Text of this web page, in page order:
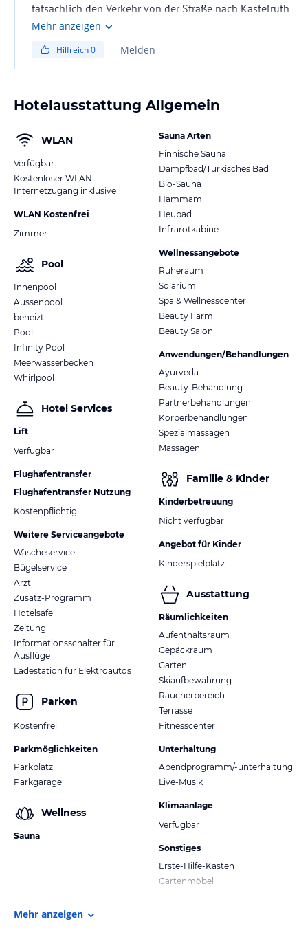
tatsächlich den Verkehr von der Straße nach Kastelruth
rein recht stark gehört. Im letzten Winter ist jedoch der
komfortablen Zimmern entstanden. Dieser schirmt die
mehr hören.
Mehr anzeigen
Hilfreich0 Melden
Hotelausstattung Allgemein
WLAN
Verfügbar
Kostenloser WLAN-
Internetzugang inklusive
WLAN Kostenfrei
Zimmer
Pool
Innenpool
Aussenpool
beheizt
Pool
Infinity Pool
Meerwasserbecken
Whirlpool
Hotel Services
Lift
Verfügbar
Flughafentransfer
Flughafentransfer Nutzung
Kostenpflichtig
Weitere Serviceangebote
Wäscheservice
Bügelservice
Arzt
Zusatz-Programm
Hotelsafe
Zeitung
Informationsschalter für
Ausflüge
Ladestation für Elektroautos
Parken
Kostenfrei
Parkmöglichkeiten
Parkplatz
Parkgarage
Wellness
Sauna
Sauna Arten
Finnische Sauna
Dampfbad/Türkisches Bad
Bio-Sauna
Hammam
Heubad
Infrarotkabine
Wellnessangebote
Ruheraum
Solarium
Spa & Wellnesscenter
Beauty Farm
Beauty Salon
Anwendungen/Behandlungen
Ayurveda
Beauty-Behandlung
Partnerbehandlungen
Körperbehandlungen
Spezialmassagen
Massagen
Familie & Kinder
Kinderbetreuung
Nicht verfügbar
Angebot für Kinder
Kinderspielplatz
Ausstattung
Räumlichkeiten
Aufenthaltsraum
Gepäckraum
Garten
Skiaufbewahrung
Raucherbereich
Terrasse
Fitnesscenter
Unterhaltung
Abendprogramm/-unterhaltung
Live-Musik
Klimaanlage
Verfügbar
Sonstiges
Erste-Hilfe-Kasten
Gartenmöbel
Mehr anzeigen